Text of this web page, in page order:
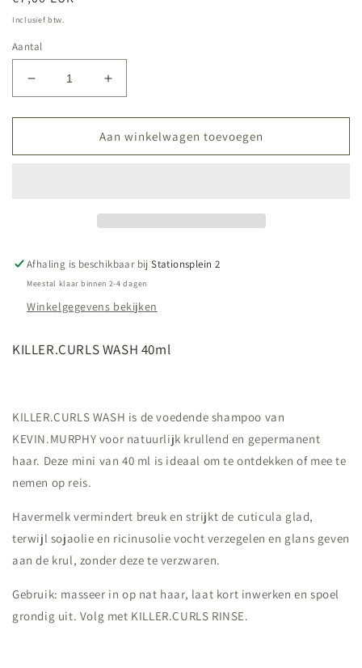
prijs
Inclusief btw.
Aantal
Aantal
verlagen
voor
KILLER.CURLS.WASH
40ML
Aantal
verhogen
voor
KILLER.CURLS.WASH
40ML
Aan winkelwagen toevoegen
Afhaling is beschikbaar bijStationsplein 2
Meestal klaar binnen 2-4 dagen
Winkelgegevens bekijken
KILLER.CURLS WASH 40ml
KILLER.CURLS WASH is de voedende shampoo van
KEVIN.MURPHY voor natuurlijk krullend en gepermanent
haar. Deze mini van 40 ml is ideaal om te ontdekken of mee te
nemen op reis.
Havermelk vermindert breuk en strijkt de cuticula glad,
terwijl sojaolie en ricinusolie vocht verzegelen en glans geven
aan de krul, zonder deze te verzwaren.
Gebruik: masseer in op nat haar, laat kort inwerken en spoel
grondig uit. Volg met KILLER.CURLS RINSE.